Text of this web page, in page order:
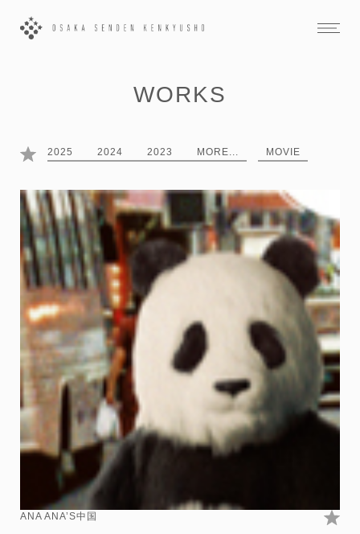
WORKS
2025 2024 2023 MORE... MOVIE
ANA ANA’S中国